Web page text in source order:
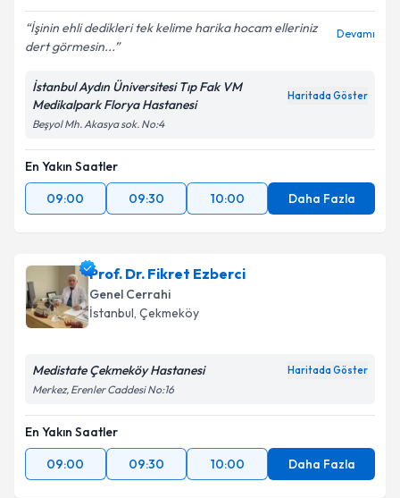
İşinin ehli dedikleri tek kelime harika hocam elleriniz
dert görmesin...
Devamı
İstanbul Aydın Üniversitesi Tıp Fak VM
Medikalpark Florya Hastanesi
Haritada Göster
Beşyol Mh. Akasya sok. No:4
En Yakın Saatler
09:00
09:30 10:00 Daha Fazla
Prof. Dr. Fikret Ezberci
Genel Cerrahi
İstanbul, Çekmeköy
Medistate Çekmeköy Hastanesi Haritada Göster
Merkez, Erenler Caddesi No:16
En Yakın Saatler
09:00
09:30 10:00 Daha Fazla